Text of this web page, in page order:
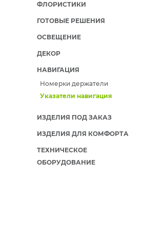
ФЛОРИСТИКИ
ГОТОВЫЕ РЕШЕНИЯ
ОСВЕЩЕНИЕ
ДЕКОР
НАВИГАЦИЯ
Номерки держатели
Указатели навигация
ИЗДЕЛИЯ ПОД ЗАКАЗ
ИЗДЕЛИЯ ДЛЯ КОМФОРТА
ТЕХНИЧЕСКОЕ
ОБОРУДОВАНИЕ